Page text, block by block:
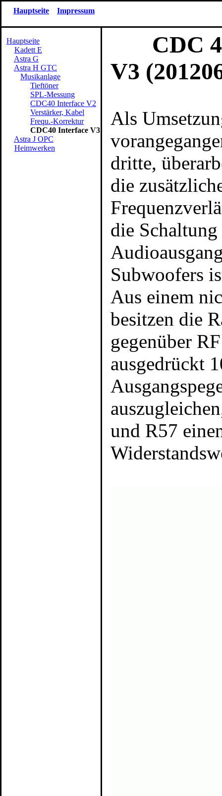
Hauptseite Impressum
Hauptseite
Kadett E
Astra G
Astra H GTC
Musikanlage
Tieftöner
SPL-Messung
CDC40 Interface V2
Verstärker, Kabel
Frequ.-Korrektur
CDC40 Interface V3
Astra J OPC
Heimwerken
CDC 40
V3
Als
dritte,
die
die
Subwoofers
Aus einem
besitzen die
gegenüber
ausgedrückt
und R57